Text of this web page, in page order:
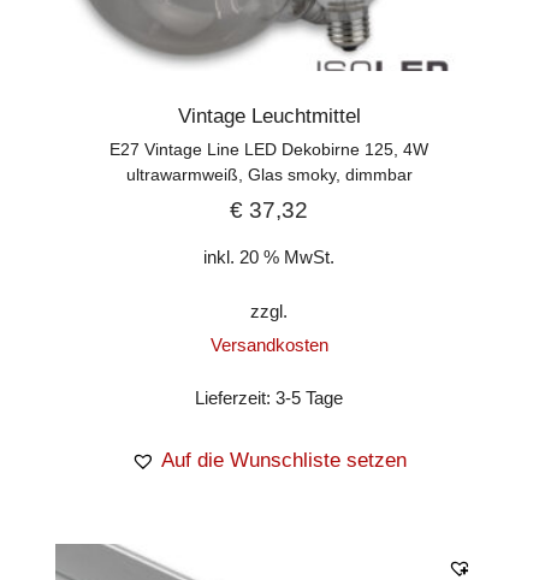
Vintage Leuchtmittel
E27 Vintage Line LED Dekobirne 125, 4W
ultrawarmweiß, Glas smoky, dimmbar
€ 37,32
inkl. 20 % MwSt.
zzgl.
Versandkosten
Lieferzeit:3-5 Tage
Auf die Wunschliste setzen